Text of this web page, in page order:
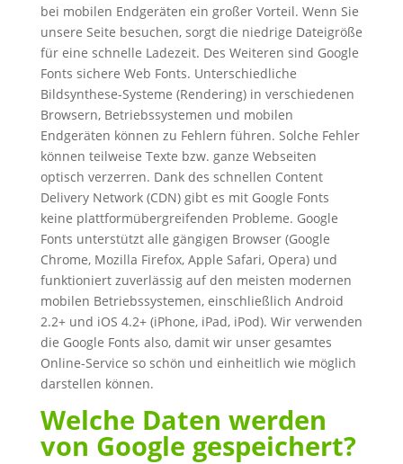
bei mobilen Endgeräten ein großer Vorteil. Wenn Sie
unsere Seite besuchen, sorgt die niedrige Dateigröße
für eine schnelle Ladezeit. Des Weiteren sind Google
Fonts sichere Web Fonts. Unterschiedliche
Bildsynthese-Systeme (Rendering) in verschiedenen
Browsern, Betriebssystemen und mobilen
Endgeräten können zu Fehlern führen. Solche Fehler
können teilweise Texte bzw. ganze Webseiten
optisch verzerren. Dank des schnellen Content
Delivery Network (CDN) gibt es mit Google Fonts
keine plattformübergreifenden Probleme. Google
Fonts unterstützt alle gängigen Browser (Google
Chrome, Mozilla Firefox, Apple Safari, Opera) und
funktioniert zuverlässig auf den meisten modernen
mobilen Betriebssystemen, einschließlich Android
2.2+ und iOS 4.2+ (iPhone, iPad, iPod). Wir verwenden
die Google Fonts also, damit wir unser gesamtes
Online-Service so schön und einheitlich wie möglich
darstellen können.
Welche Daten werden
von Google gespeichert?